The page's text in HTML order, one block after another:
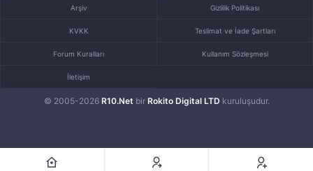
© 2005-2026 R10.Net bir Rokito Digital LTD kuruluşudur.
Arşiv Gizlilik Politikası
KVKK Teslimat ve İade Şartları
Forum Kuralları Kullanım Sözleşmesi
İletişim